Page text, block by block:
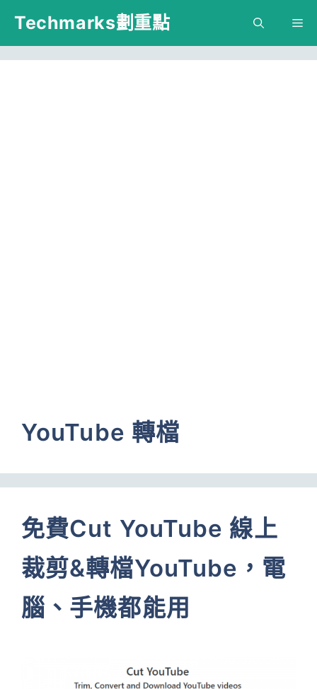
跳
主
Techmarks劃重點
YouTube 轉檔
免費Cut YouTube 線上
裁剪&轉檔YouTube，電
腦、手機都能用